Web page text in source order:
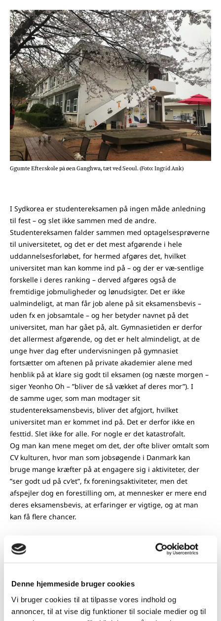
Denne hjemmeside bruger cookies
Vi bruger cookies til at tilpasse vores indhold og
annoncer, til at vise dig funktioner til sociale medier og til
Ggumte Efterskole på øen Ganghwa, tæt ved Seoul. (Foto: Ingrid Ank)
I Sydkorea er studentereksamen på ingen måde anledning
til fest – og slet ikke sammen med de andre.
Studentereksamen falder sammen med optagelsesprøverne
til universitetet, og det er det mest afgørende i hele
uddannelsesforløbet, for hermed afgøres det, hvilket
universitet man kan komme ind på – og der er væ-sentlige
forskelle i deres ranking – derved afgøres også de
fremtidige jobmuligheder og lønudsigter. Det er ikke
ualmindeligt, at man får job alene på sit eksamensbevis –
uden fx en jobsamtale – og her betyder navnet på det
universitet, man har gået på, alt. Gymnasietiden er derfor
det allermest afgørende, og det er helt almindeligt, at de
unge hver dag efter undervisningen på gymnasiet
fortsætter om aftenen på private akademier alene med
henblik på at klare sig godt til eksamen (og næste morgen –
siger Yeonho Oh – ”bliver de så vækket af deres mor”). I
de samme uger, som man modtager sit
studentereksamensbevis, bliver det afgjort, hvilket
universitet man er kommet ind på. Det er derfor ikke en
festtid. Slet ikke for alle. For nogle er det katastrofalt.
Og man kan mene meget om det, der ofte bliver omtalt som
CV kulturen, hvor man som jobsøgende i Danmark kan
bruge mange kræfter på at engagere sig i aktiviteter, der
”ser godt ud på cv’et”, fx foreningsaktiviteter, men det
afspejler dog en forestilling om, at mennesker er mere end
deres eksamensbevis, at erfaringer er vigtige, og at man
kan få flere chancer.
“For Yeonho Oh blev Happiness-
indekset anledning til at dykke
meget dybere ned i, hvad der
kendetegnede det danske samfund.”